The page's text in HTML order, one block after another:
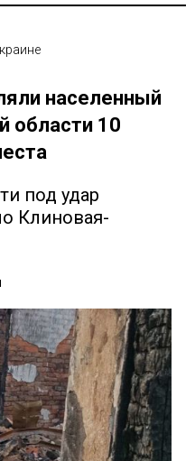
населенный
области 10
под удар
Клиновая-